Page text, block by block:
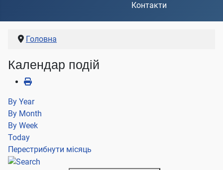
Контакти
Головна
Календар подій
By Year
By Month
By Week
Today
Перестрибнути місяць